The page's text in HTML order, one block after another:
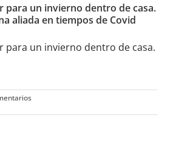
para un invierno dentro de casa.
aliada en tiempos de Covid
para un invierno dentro de casa.